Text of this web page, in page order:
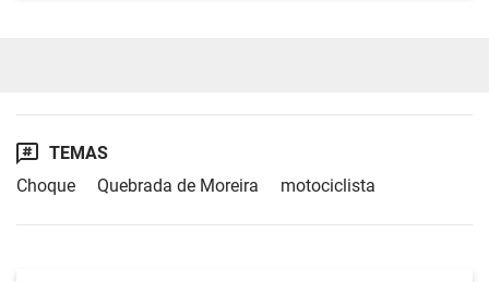
TEMAS
Choque
Quebrada de Moreira motociclista